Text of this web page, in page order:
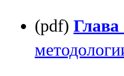
(pdf) Глава